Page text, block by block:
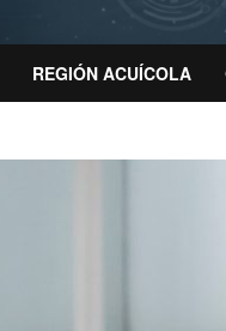
REGIÓN ACUÍCOLA